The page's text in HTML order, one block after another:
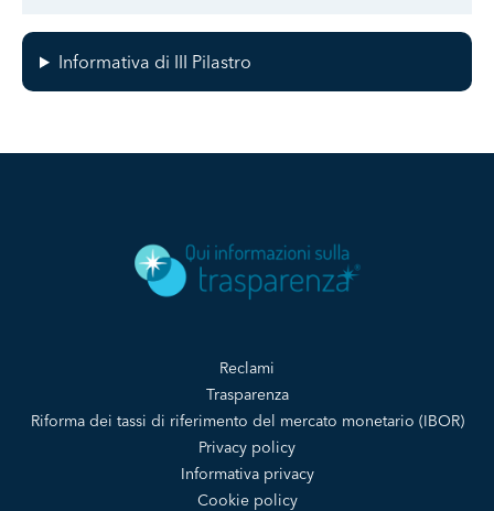
Informativa di III Pilastro
Reclami
Trasparenza
Riforma dei tassi di riferimento del mercato monetario (IBOR)
Privacy policy
Informativa privacy
Cookie policy